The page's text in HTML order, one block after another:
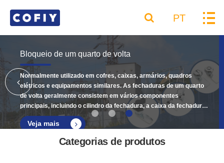
PT
Bloqueio de um quarto de volta
Normalmente utilizado em cofres, caixas, armários, quadros
elétricos e equipamentos similares. As fechaduras de um quarto
de volta geralmente consistem em vários componentes
principais, incluindo o cilindro da fechadura, a caixa da fechadura,
a cabeça da fechadura e os parafusos e porcas de montagem.
Veja mais
Categorias de produtos